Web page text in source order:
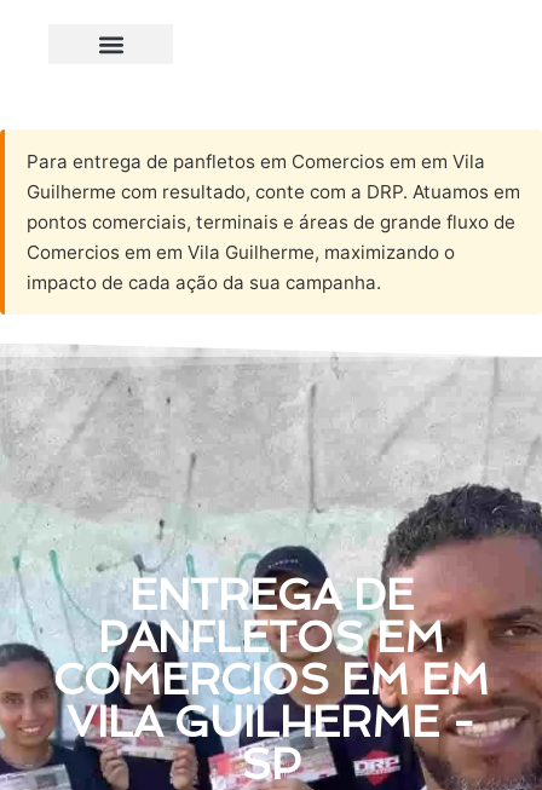
Para entrega de panfletos em Comercios em em Vila
Guilherme com resultado, conte com a DRP. Atuamos em
pontos comerciais, terminais e áreas de grande fluxo de
Comercios em em Vila Guilherme, maximizando o
impacto de cada ação da sua campanha.
ENTREGA DE
PANFLETOS EM
COMERCIOS EM EM
VILA GUILHERME -
SP